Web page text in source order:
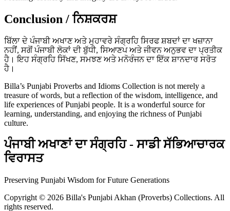
Conclusion / ਨਿਸ਼ਕਰਸ਼
ਬਿੱਲਾ ਦੇ ਪੰਜਾਬੀ ਅਖਾਣ ਅਤੇ ਮੁਹਾਵਰੇ ਸੰਗ੍ਰਹਿ ਸਿਰਫ ਸ਼ਬਦਾਂ ਦਾ ਖਜ਼ਾਨਾ
ਨਹੀਂ, ਸਗੋਂ ਪੰਜਾਬੀ ਲੋਕਾਂ ਦੀ ਬੁੱਧੀ, ਸਿਆਣਪ ਅਤੇ ਜੀਵਨ ਅਨੁਭਵ ਦਾ ਪ੍ਰਤੀਕ
ਹੈ। ਇਹ ਸੰਗ੍ਰਹਿ ਸਿੱਖਣ, ਸਮਝਣ ਅਤੇ ਮਨੋਰੰਜਨ ਦਾ ਇੱਕ ਸ਼ਾਨਦਾਰ ਸਰੋਤ
ਹੈ।
Billa’s Punjabi Proverbs and Idioms Collection is not merely a
treasure of words, but a reflection of the wisdom, intelligence, and
life experiences of Punjabi people. It is a wonderful source for
learning, understanding, and enjoying the richness of Punjabi
culture.
ਪੰਜਾਬੀ ਅਖਾਣਾਂ ਦਾ ਸੰਗ੍ਰਹਿ - ਸਾਡੀ ਸੱਭਿਆਚਾਰਕ
ਵਿਰਾਸਤ
Preserving Punjabi Wisdom for Future Generations
Copyright © 2026 Billa's Punjabi Akhan (Proverbs) Collections. All
rights reserved.